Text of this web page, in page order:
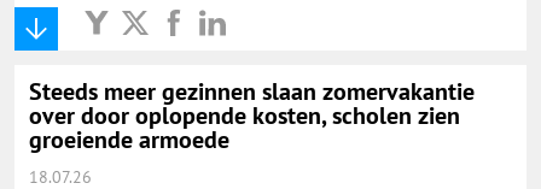
Steeds meer gezinnen slaan zomervakantie
over door oplopende kosten, scholen zien
groeiende armoede
18.07.26